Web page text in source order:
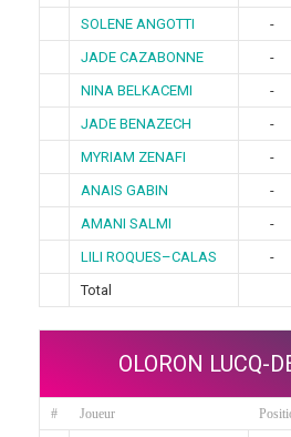
SOLENE ANGOTTI
-
JADE CAZABONNE
-
NINA BELKACEMI
-
JADE BENAZECH
-
MYRIAM ZENAFI
-
ANAIS GABIN
-
AMANI SALMI
-
LILI ROQUES–CALAS
-
Total
OLORON LUCQ-
# Joueur